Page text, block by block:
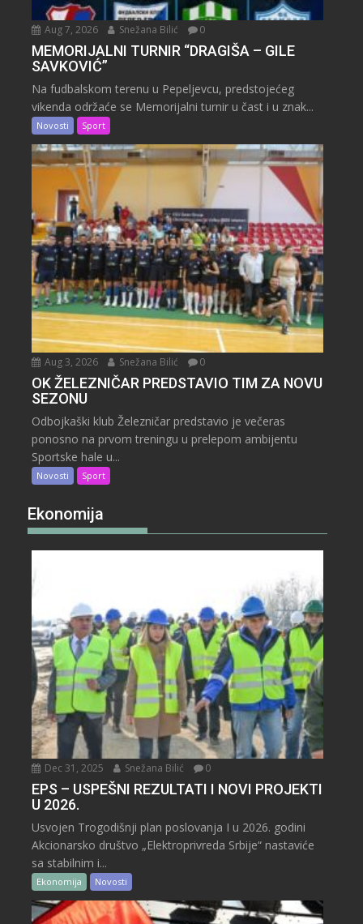
Aug 7, 2026 Snežana Bilić 0
MEMORIJALNI TURNIR “DRAGIŠA – GILE
SAVKOVIĆ”
Na fudbalskom terenu u Pepeljevcu, predstojećeg
vikenda održaće se Memorijalni turnir u čast i u znak...
Novosti Sport
Aug 3, 2026 Snežana Bilić 0
OK ŽELEZNIČAR PREDSTAVIO TIM ZA NOVU
SEZONU
Odbojkaški klub Železničar predstavio je večeras
ponosno na prvom treningu u prelepom ambijentu
Sportske hale u...
Novosti Sport
Ekonomija
Dec 31, 2025 Snežana Bilić 0
EPS – USPEŠNI REZULTATI I NOVI PROJEKTI
U 2026.
Usvojen Trogodišnji plan poslovanja I u 2026. godini
Akcionarsko društvo „Elektroprivreda Srbije“ nastaviće
sa stabilnim i...
Ekonomija Novosti